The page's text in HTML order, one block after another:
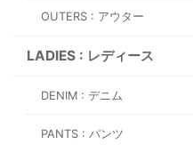
OUTERS : アウター
LADIES : レディース
DENIM : デニム
PANTS : パンツ